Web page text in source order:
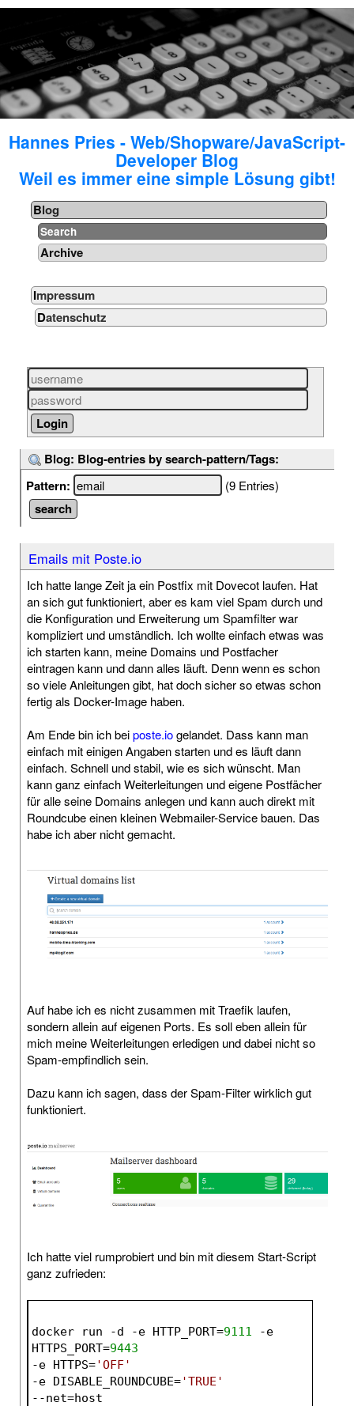
Hannes Pries - Web/Shopware/JavaScript-
Developer Blog
Weil es immer eine simple Lösung gibt!
Blog
Search
Archive
Impressum
Datenschutz
Blog: Blog-entries by search-pattern/Tags:
Pattern:
(9 Entries)
Emails mit Poste.io
Ich hatte lange Zeit ja ein Postfix mit Dovecot laufen. Hat
an sich gut funktioniert, aber es kam viel Spam durch und
die Konfiguration und Erweiterung um Spamfilter war
kompliziert und umständlich. Ich wollte einfach etwas was
ich starten kann, meine Domains und Postfacher
eintragen kann und dann alles läuft. Denn wenn es schon
so viele Anleitungen gibt, hat doch sicher so etwas schon
fertig als Docker-Image haben.
Am Ende bin ich beiposte.iogelandet. Dass kann man
einfach mit einigen Angaben starten und es läuft dann
einfach. Schnell und stabil, wie es sich wünscht. Man
kann ganz einfach Weiterleitungen und eigene Postfächer
für alle seine Domains anlegen und kann auch direkt mit
Roundcube einen kleinen Webmailer-Service bauen. Das
habe ich aber nicht gemacht.
Auf habe ich es nicht zusammen mit Traefik laufen,
sondern allein auf eigenen Ports. Es soll eben allein für
mich meine Weiterleitungen erledigen und dabei nicht so
Spam-empfindlich sein.
Dazu kann ich sagen, dass der Spam-Filter wirklich gut
funktioniert.
Ich hatte viel rumprobiert und bin mit diesem Start-Script
ganz zufrieden:
docker run -d -e HTTP_PORT=9111
-e
HTTPS_PORT=9443
-e HTTPS='OFF'
-e DISABLE_ROUNDCUBE='TRUE'
--net=host